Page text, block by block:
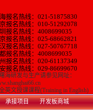
海报名热线：021-51875830
报名热线：010-51292078
报名热线：4008699035
报名热线：025-68662821
报名热线：027-50767718
报名热线：4008699035
报名热线： 020-61137349
报名热线： 029-86699670
曙海研发与生产请参见网址：
英文授课课程(Training in English)
承接项目 开发板商城